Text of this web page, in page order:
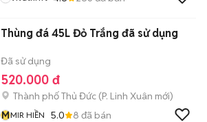
Thùng đá 45L Đỏ Trắng đã sử dụng
Đã sử dụng
520.000 đ
Thành phố Thủ Đức (P. Linh Xuân mới)
MMIR HIỀN 5.0 8 đã bán